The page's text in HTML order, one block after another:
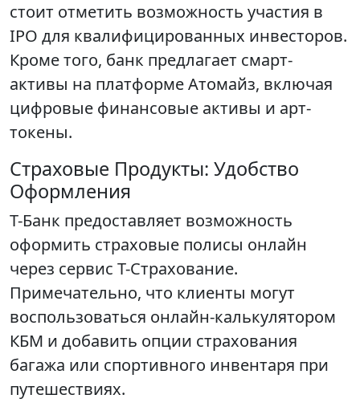
стоит отметить возможность участия в
IPO для квалифицированных инвесторов.
Кроме того, банк предлагает смарт-
активы на платформе Атомайз, включая
цифровые финансовые активы и арт-
токены.
Страховые Продукты: Удобство
Оформления
Т-Банк предоставляет возможность
оформить страховые полисы онлайн
через сервис Т-Страхование.
Примечательно, что клиенты могут
воспользоваться онлайн-калькулятором
КБМ и добавить опции страхования
багажа или спортивного инвентаря при
путешествиях.